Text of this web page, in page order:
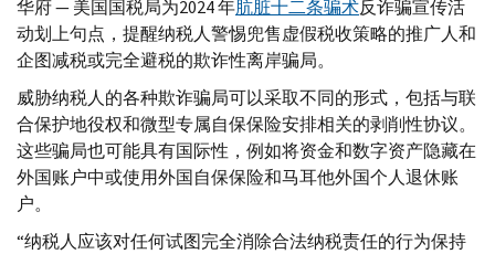
华府 — 美国国税局为2024 年肮脏十二条骗术反诈骗宣传活
动划上句点，提醒纳税人警惕兜售虚假税收策略的推广人和
企图减税或完全避税的欺诈性离岸骗局。
威胁纳税人的各种欺诈骗局可以采取不同的形式，包括与联
合保护地役权和微型专属自保保险安排相关的剥削性协议。
这些骗局也可能具有国际性，例如将资金和数字资产隐藏在
外国账户中或使用外国自保保险和马耳他外国个人退休账
户。
“纳税人应该对任何试图完全消除合法纳税责任的行为保持